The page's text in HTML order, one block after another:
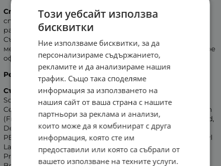
Спрей балсамът за къдрава коса BYPHASSE
специално предложение в 2 фази. Улеснява
разресването и стилизирането само с една стъпка.
Съдържаалое вера
, което поддържа косата гъвкава,
мека, еластична, лъскава и обемна, а къдриците - добре
оформени.
Резултат
: Добре оформени къдрици.
Състав
: Aqua (Water), Cyclopentasiloxane, Potassium
Sorbate,Polyquaternium-6, Benzophenone-4, Dimethicone,
Cetrimonium Chloride, PEG/PPG-20/6 Dimethicone, Parfum
(Fragrance), Imidazolidinyl Urea, Dimethiconol, Benzoic Acid,
Dehydroacetic Acid, Phenyl Trimethicone, Lactic Acid, Cetyl
PEG/PPG-10/1 Dimethicone, Polyglyceryl-4 Isostearate, Hexyl
Laurate, Aloe Barbadensis Leaf Juice, Ethylhexylglycerin,
Propylene Glycol, Pentaerythrityl Tetra-di-t-butyl, Sodium
Този уебсайт използва
бисквитки
Ние използваме бисквитки, за да
персонализираме съдържанието,
рекламите и да анализираме нашия
трафик. Също така споделяме
информация за използването на
нашия сайт от ваша страна с нашите
партньори за реклама и анализи,
които може да я комбинират с друга
информация, която сте им
предоставили или която са събрали от
вашето използване на техните услуги.